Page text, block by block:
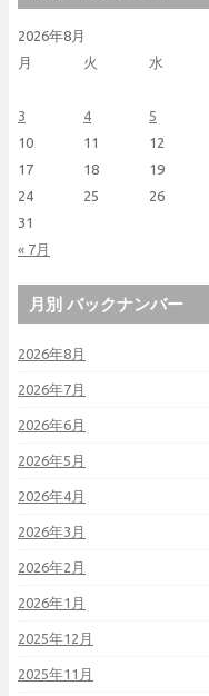
2026年8月
月
火 水
« 7月
3
4 5
10
11 12
17
18 19
24
25 26
31
月別 バックナンバー
2026年8月
2026年7月
2026年6月
2026年5月
2026年4月
2026年3月
2026年2月
2026年1月
2025年12月
2025年11月